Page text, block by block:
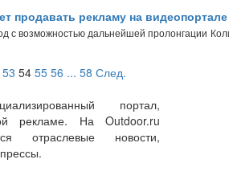
продавать рекламу на
с возможностью дальнейшей пролонгации
53 54 55 56 ... 58 След.
портал,
рекламе. На Outdoor.ru
отраслевые новости,